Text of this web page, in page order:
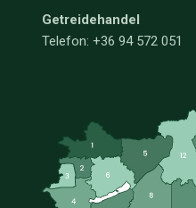
Getreidehandel
Telefon: +36 94 572 051